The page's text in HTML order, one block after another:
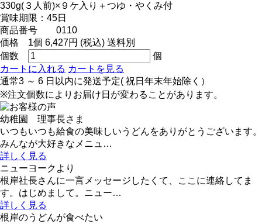
330g(３人前)×９ケ入り＋つゆ・やくみ付
賞味期限：45日
商品番号 0110
価格 1個 6,427円 (税込) 送料別
個数
個
カートに入れる カートを見る
通常3 ～ 6 日以内に発送予定( 祝日年末年始除く）
※注文個数によりお届け日が変わることがあります。
幼稚園 理事長さま
いつもいつも給食の美味しいうどんをありがとうございます。
みんなが大好きなメニュ…
詳しく見る
ニューヨークより
根岸社長さんに一言メッセージしたくて、ここに連絡してま
す。はじめまして。ニュー…
詳しく見る
根岸のうどんが食べたい